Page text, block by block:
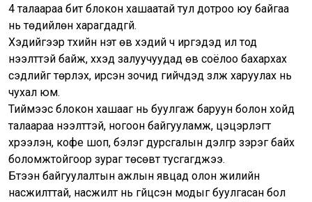
4 талаараа битүү блокон хашаатай тул дотроо юу байгаа
нь төдийлөн харагдадгүй.
Хэдийгээр түүхийн үнэт өв хэдий ч иргэдэд ил тод
нээлттэй байж, хүүхэд залуучуудад өв соёлоо бахархах
сэдлийг төрүүлэх, ирсэн зочид гийчдэд үзүүлж харуулах нь
чухал юм.
Тиймээс блокон хашааг нь буулгаж баруун болон хойд
талаараа нээлттэй, ногоон байгууламж, цэцэрлэгт
хүрээлэн, кофе шоп, бэлэг дурсгалын дэлгүүр зэрэг байх
боломжтойгоор зураг төсөвт тусгагджээ.
Бүтээн байгуулалтын ажлын явцад олон жилийн
насжилттай, насжилт нь гүйцсэн модыг буулгасан бол